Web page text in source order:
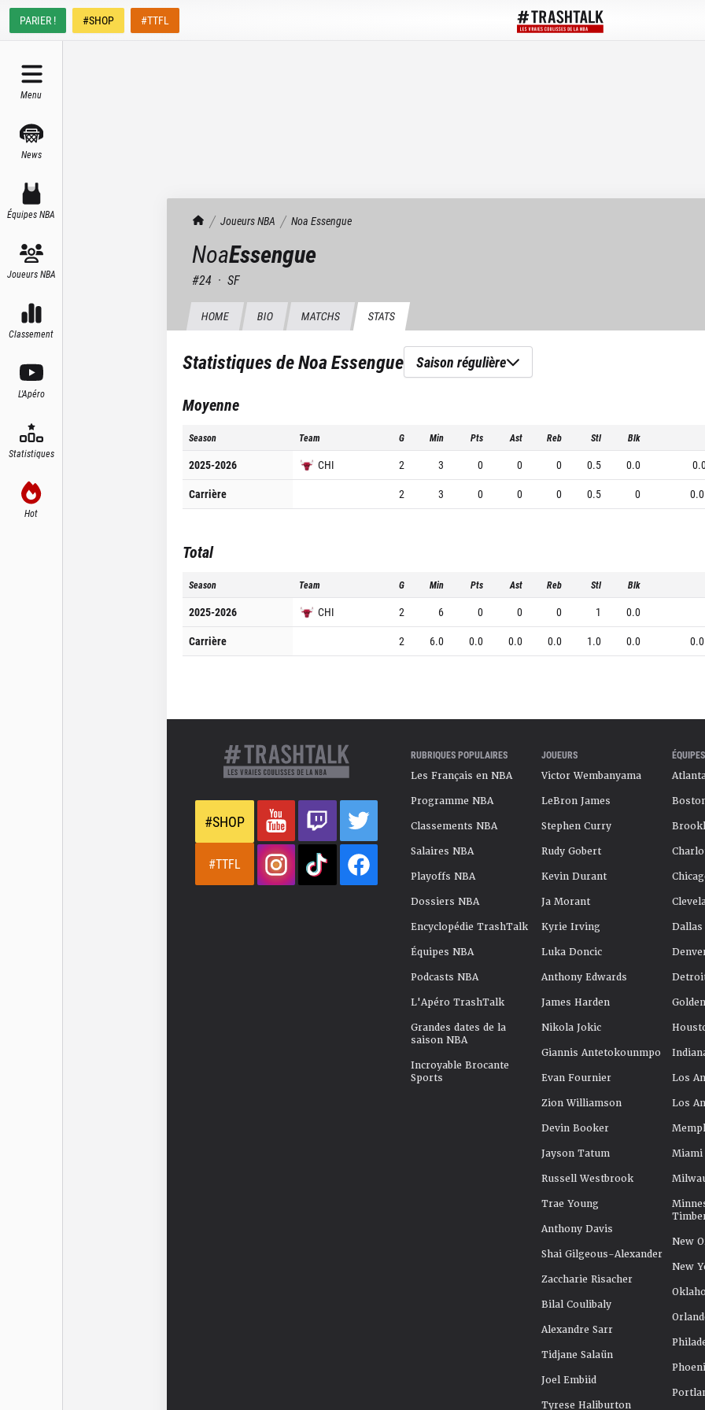
PARIER ! #SHOP #TTFL
Menu
News
Équipes NBA
Joueurs NBA
Classement
L'Apéro
Statistiques
Hot
TrashTalk Actu NBA
Joueurs NBA Noa Essengue
NoaEssengue
#24 · SF
HOME BIO MATCHS STATS
Statistiques deNoa Essengue Saison régulière
Moyenne
Season Team G Min Pts Ast Reb Stl Blk
2025-2026 CHI 2 3 0 0 0 0.5 0.0
Carrière
2 3 0 0 0 0.5 0
Total
Season Team G Min Pts Ast Reb Stl Blk
2025-2026 CHI 2 6 0 0 0 1 0.0
Carrière
2 6.0 0.0 0.0 0.0 1.0 0.0
#SHOP
#TTFL
RUBRIQUES POPULAIRES
Les Français en NBA
Programme NBA
Classements NBA
Salaires NBA
Playoffs NBA
Dossiers NBA
Encyclopédie TrashTalk
Équipes NBA
Podcasts NBA
L'Apéro TrashTalk
Grandes dates de la
saison NBA
Incroyable Brocante
Sports
JOUEURS
Victor Wembanyama
LeBron James
Stephen Curry
Rudy Gobert
Kevin Durant
Ja Morant
Kyrie Irving
Luka Doncic
Anthony Edwards
James Harden
Nikola Jokic
Giannis Antetokounmpo
Evan Fournier
Zion Williamson
Devin Booker
Jayson Tatum
Russell Westbrook
Trae Young
Anthony Davis
Shai Gilgeous-Alexander
Zaccharie Risacher
Bilal Coulibaly
Alexandre Sarr
Tidjane Salaün
Joel Embiid
Tyrese Haliburton
ÉQUIPES
Los
Los
Miami
New
New